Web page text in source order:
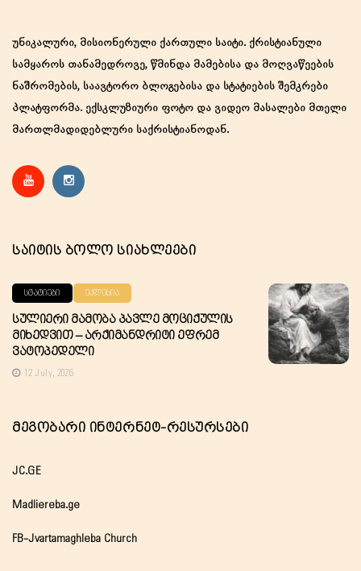
უნიკალური, მისიონერული ქართული საიტი. ქრისტიანული
სამყაროს თანამედროვე, წმინდა მამებისა და მოღვაწეების
ნაშრომების, საავტორო ბლოგებისა და სტატიების შემკრები
პლატფორმა. ექსკლუზიური ფოტო და ვიდეო მასალები მთელი
მართლმადიდებლური საქრისტიანოდან.
Საიტის Ბოლო Სიახლეები
ᲡᲢᲐᲢᲘᲔᲑᲘ ᲔᲙᲚᲔᲡᲘᲐ
Სულიერი Მამობა Პავლე Მოციქულის
Მიხედვით – Არქიმანდრიტი Ეფრემ
Ვატოპედელი
12 July, 2026
Მეგობარი Ინტერნეტ-Რესურსები
JC.GE
Madliereba.ge
FB-Jvartamaghleba Church